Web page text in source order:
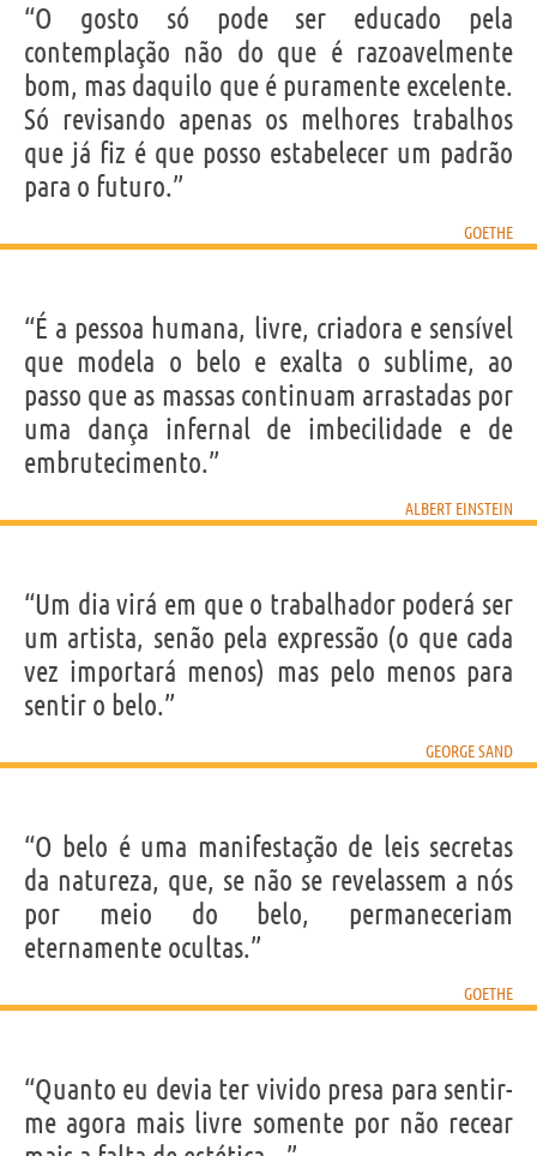
“O gosto só pode ser educado pela
contemplação não do que é razoavelmente
bom, mas daquilo que é puramente excelente.
Só revisando apenas os melhores trabalhos
que já fiz é que posso estabelecer um padrão
para o futuro.”
GOETHE
“É a pessoa humana, livre, criadora e sensível
que modela o belo e exalta o sublime, ao
passo que as massas continuam arrastadas por
uma dança infernal de imbecilidade e de
embrutecimento.”
ALBERT EINSTEIN
“Um dia virá em que o trabalhador poderá ser
um artista, senão pela expressão (o que cada
vez importará menos) mas pelo menos para
sentir o belo.”
GEORGE SAND
“O belo é uma manifestação de leis secretas
da natureza, que, se não se revelassem a nós
por meio do belo, permaneceriam
eternamente ocultas.”
GOETHE
“Quanto eu devia ter vivido presa para sentir-
me agora mais livre somente por não recear